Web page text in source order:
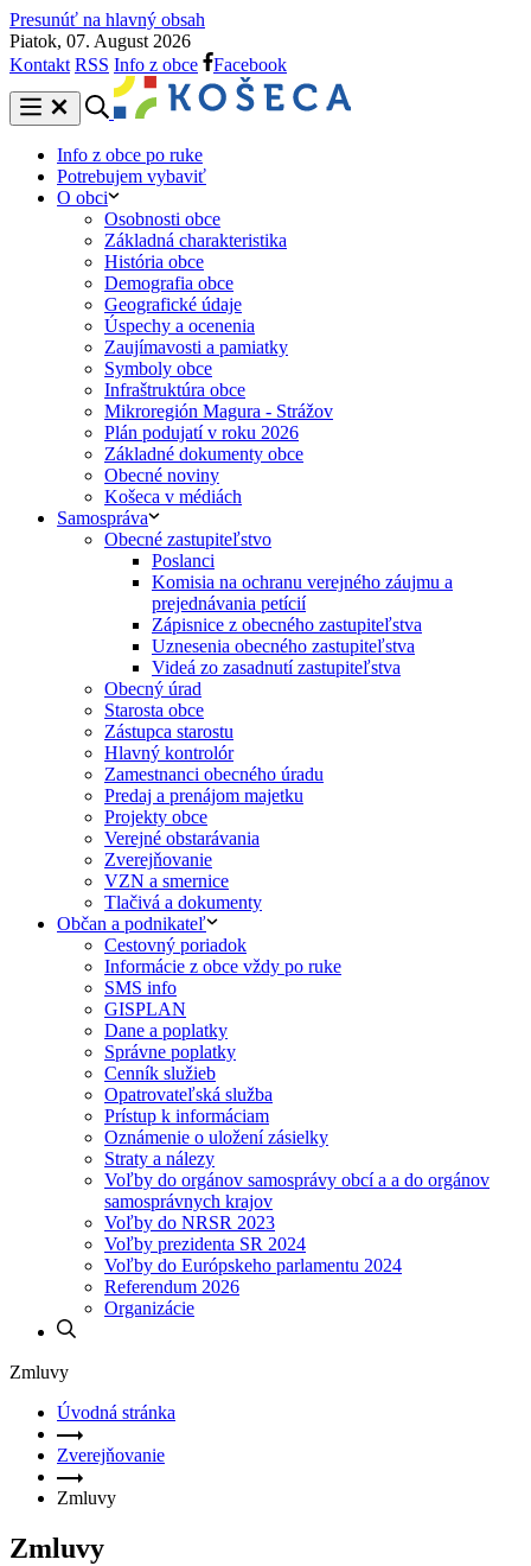
Presunúť na hlavný obsah
Piatok, 07. August 2026
Kontakt RSS Info z obce Facebook
Info z obce po ruke
Potrebujem vybaviť
O obci
Osobnosti obce
Základná charakteristika
História obce
Demografia obce
Geografické údaje
Úspechy a ocenenia
Zaujímavosti a pamiatky
Symboly obce
Infraštruktúra obce
Mikroregión Magura - Strážov
Plán podujatí v roku 2026
Základné dokumenty obce
Obecné noviny
Košeca v médiách
Samospráva
Obecné zastupiteľstvo
Poslanci
Komisia na ochranu verejného záujmu a
prejednávania petícií
Zápisnice z obecného zastupiteľstva
Uznesenia obecného zastupiteľstva
Videá zo zasadnutí zastupiteľstva
Obecný úrad
Starosta obce
Zástupca starostu
Hlavný kontrolór
Zamestnanci obecného úradu
Predaj a prenájom majetku
Projekty obce
Verejné obstarávania
Zverejňovanie
VZN a smernice
Tlačivá a dokumenty
Občan a podnikateľ
Cestovný poriadok
Informácie z obce vždy po ruke
SMS info
GISPLAN
Dane a poplatky
Správne poplatky
Cenník služieb
Opatrovateľská služba
Prístup k informáciam
Oznámenie o uložení zásielky
Straty a nálezy
Voľby do orgánov samosprávy obcí a a do orgánov
samosprávnych krajov
Voľby do NRSR 2023
Voľby prezidenta SR 2024
Voľby do Európskeho parlamentu 2024
Referendum 2026
Organizácie
Zmluvy
Úvodná stránka
Zverejňovanie
Zmluvy
Zmluvy